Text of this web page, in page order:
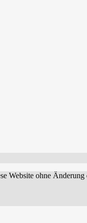
Website ohne